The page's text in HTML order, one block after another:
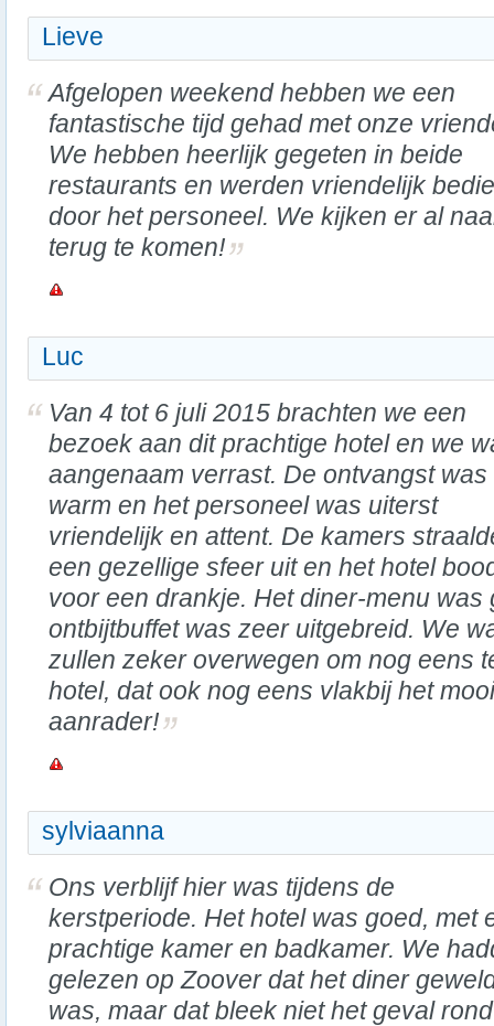
Lieve
Afgelopen weekend hebben we een
fantastische tijd gehad met onze
We hebben heerlijk gegeten in beide
restaurants en werden vriendelijk
door het personeel. We kijken er al
terug te komen!
Luc
Van 4 tot 6 juli 2015 brachten we een
bezoek aan dit prachtige hotel en we
aangenaam verrast. De ontvangst was
warm en het personeel was uiterst
vriendelijk en attent. De kamers
een gezellige sfeer uit en het hotel
voor een drankje. Het diner-menu was
ontbijtbuffet was zeer uitgebreid. We
zullen zeker overwegen om nog eens
hotel, dat ook nog eens vlakbij het
aanrader!
sylviaanna
Ons verblijf hier was tijdens de
kerstperiode. Het hotel was goed, met
prachtige kamer en badkamer. We
gelezen op Zoover dat het diner
was, maar dat bleek niet het geval rond